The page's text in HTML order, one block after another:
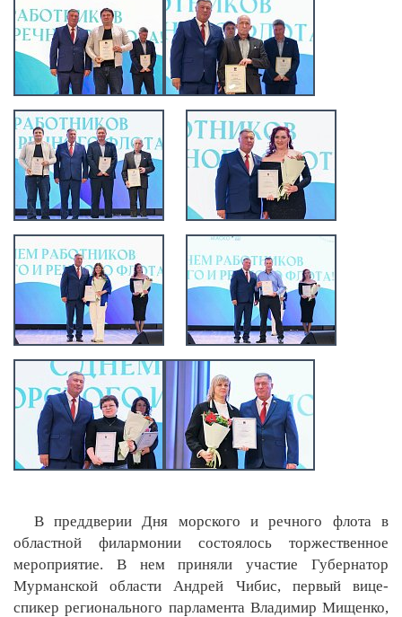
В преддверии Дня морского и речного флота в
областной филармонии состоялось торжественное
мероприятие. В нем приняли участие Губернатор
Мурманской области Андрей Чибис, первый вице-
спикер регионального парламента Владимир Мищенко,